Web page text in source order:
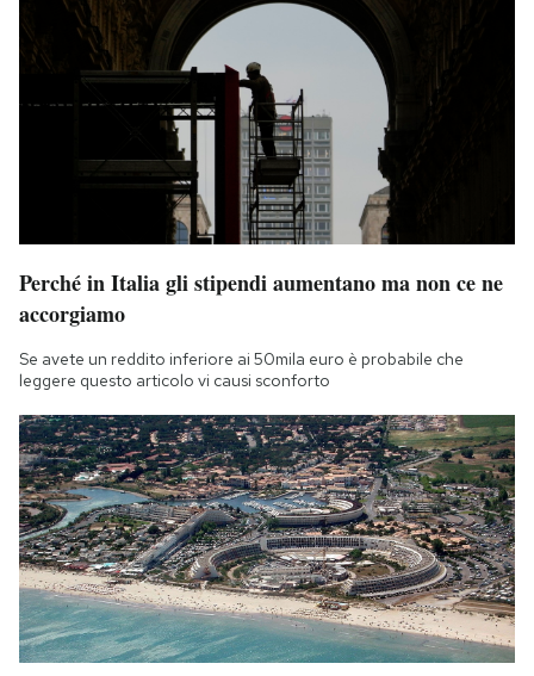
Perché in Italia gli stipendi aumentano ma non ce ne
accorgiamo
Se avete un reddito inferiore ai 50mila euro è probabile che
leggere questo articolo vi causi sconforto